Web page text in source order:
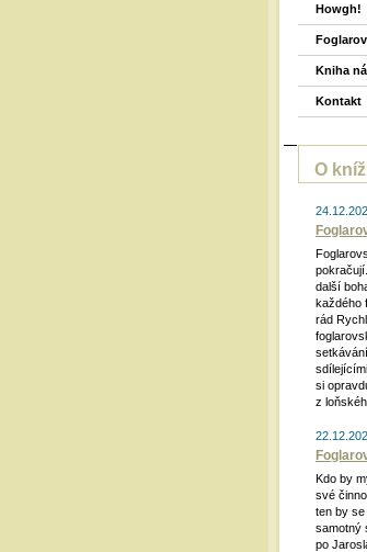
Howgh!
Kniha
Kontakt
O
další
každého
rád
si
z
Kdo by
své
ten by se
samotný
po